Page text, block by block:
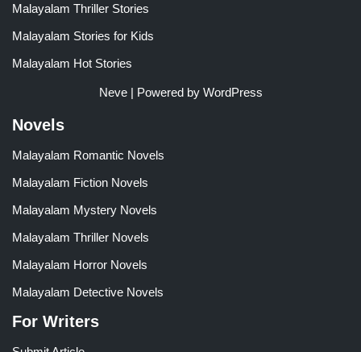
Malayalam Thriller Stories
Malayalam Stories for Kids
Malayalam Hot Stories
Neve| Powered by WordPress
Novels
Malayalam Romantic Novels
Malayalam Fiction Novels
Malayalam Mystery Novels
Malayalam Thriller Novels
Malayalam Horror Novels
Malayalam Detective Novels
For Writers